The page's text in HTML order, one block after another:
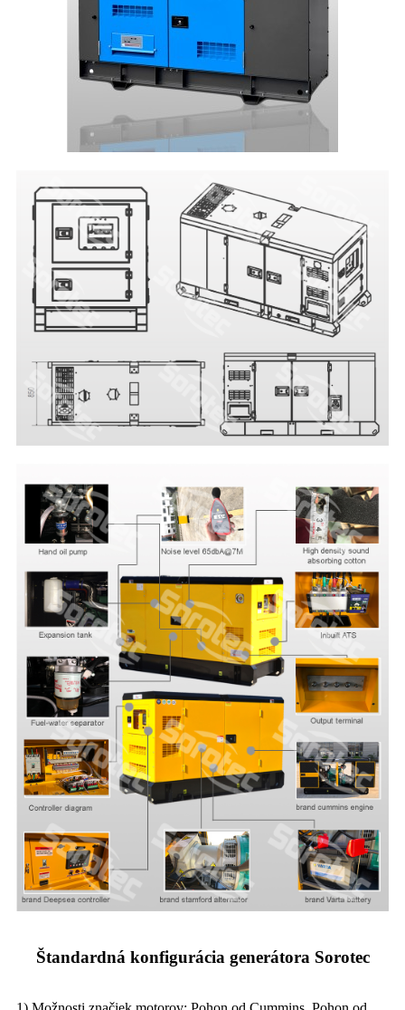
Štandardná konfigurácia generátora Sorotec